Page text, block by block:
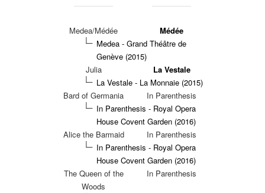
Medea/Médée
Médée
Medea - Grand Théâtre de
Genève (2015)
Julia
La Vestale
La Vestale - La Monnaie (2015)
Bard of Germania
In Parenthesis
In Parenthesis - Royal Opera
House Covent Garden (2016)
Alice the Barmaid
In Parenthesis
In Parenthesis - Royal Opera
House Covent Garden (2016)
The Queen of the
Woods
In Parenthesis